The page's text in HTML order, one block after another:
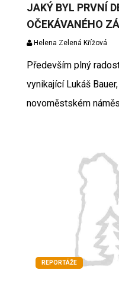
JAKÝ BYL PRVNÍ
OČEKÁVANÉHO
Helena Zelená Křížová
Především plný
vynikající Lukáš
novoměstském
REPORTÁŽE